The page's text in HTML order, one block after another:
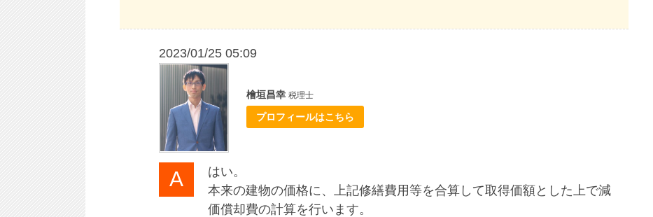
2023/01/25 05:09
檜垣昌幸 税理士
プロフィールはこちら
はい。
本来の建物の価格に、上記修繕費用等を合算して取得価額とした上で減
価償却費の計算を行います。